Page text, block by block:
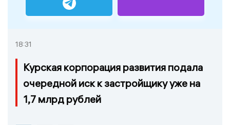
18:31
Курская корпорация развития подала
очередной иск к застройщику уже на
1,7 млрд рублей